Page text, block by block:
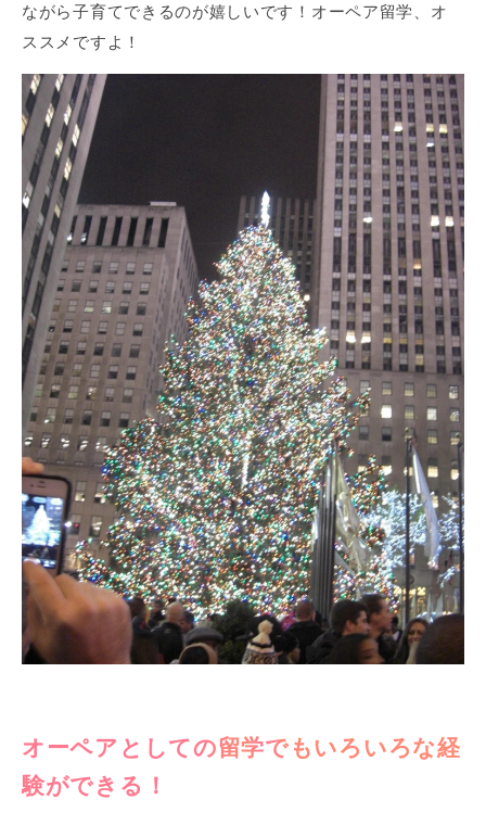
ながら子育てできるのが嬉しいです！オーペア留学、オ
ススメですよ！
オーペアとしての留学でもいろいろな経
験ができる！